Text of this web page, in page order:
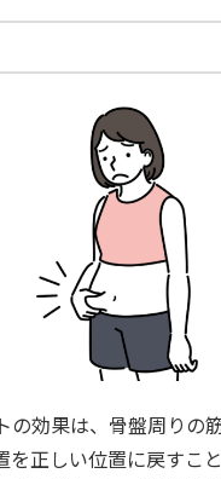
の効果は、骨盤周りの
を正しい位置に戻すこ